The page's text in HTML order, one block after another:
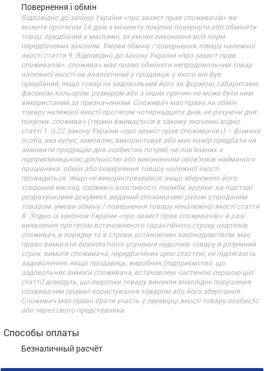
Повернення і обмін
Відповідно до закону України «про захист прав споживачів» ви
можете протягом 14 днів з моменту покупки повернути або обміняти
товар, придбаний в магазині, за умови виконання всіх норм
передбачених законом. Умови обміну / повернення товару належної
якості стаття 9. Відповідно до закону України «про захист прав
споживачів»: споживач має право обміняти непродовольчий товар
належної якості на аналогічний у продавця, у якого він був
придбаний, якщо товар не задовольнив його за формою, габаритами,
фасоном, кольором, розміром або з інших причин не може бути ним
використаний за призначенням. Споживач має право на обмін
товару належної якості протягом чотирнадцяти днів, не рахуючи дня
покупки. споживач (термін вживається в такому значенні згідно
статті 1. п.22 закону України «про захист прав споживачів») – фізична
особа, яка купує, замовляє, використовує або має намір придбати чи
замовити продукцію для особистих потреб, не пов’язаних з
підприємницькою діяльністю або виконанням обов’язків найманого
працівника. обмін або повернення товару належної якості
провадиться: якщо не використовувався; якщо збережено його
товарний вигляд, споживчі властивості, пломби, ярлики; на підставі
розрахунковий документ, виданий споживачеві разом з проданим
товаром. умови обміну / повернення товару неналежної якості стаття
8. Згідно із законом України «про захист прав споживачів»: в разі
виявлення протягом встановленого гарантійного строку недоліків
споживач, в порядку та в строки, встановлені законодавством, має
право вимагати безоплатного усунення недоліків товару в розумний
строк. вимоги споживача, передбачених цією статтею, не підлягають
задоволенню, якщо продавець, виробник (підприємство, що
задовольняє вимоги споживача, встановлені частиною першою цієї
статті) доведуть, що недоліки товару виникли внаслідок порушення
споживачем правил користування товаром або його зберігання.
Споживач має право брати участь у перевірці якості товару особисто
або через свого представника.
Способы оплаты
Безналичный расчёт